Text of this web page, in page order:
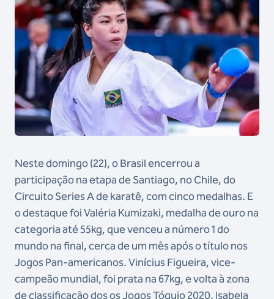
Neste domingo (22), o Brasil encerrou a
participação na etapa de Santiago, no Chile, do
Circuito Series A de karatê, com cinco medalhas. E
o destaque foi Valéria Kumizaki, medalha de ouro na
categoria até 55kg, que venceu a número 1 do
mundo na final, cerca de um mês após o título nos
Jogos Pan-americanos. Vinícius Figueira, vice-
campeão mundial, foi prata na 67kg, e volta à zona
de classificação dos os Jogos Tóquio 2020. Isabela